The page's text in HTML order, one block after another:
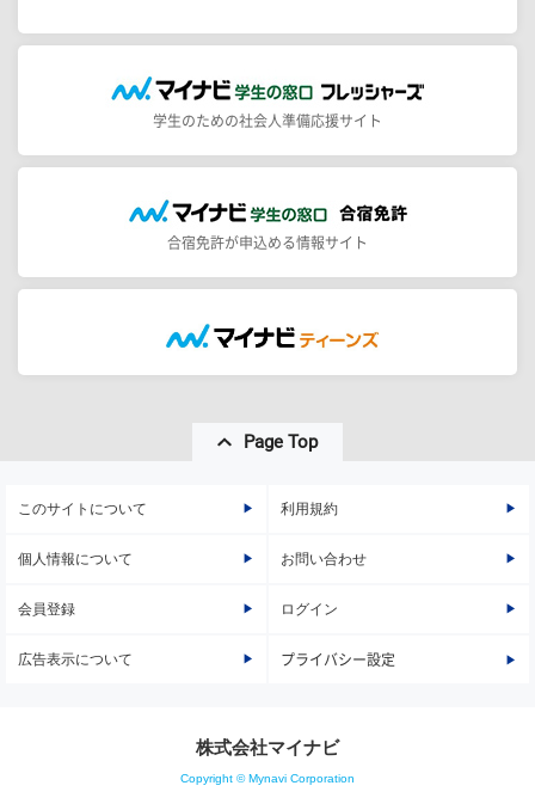
学生のための社会人準備応援サイト
合宿免許が申込める情報サイト
Page Top
このサイトについて 利用規約
個人情報について お問い合わせ
会員登録 ログイン
広告表示について プライバシー設定
株式会社マイナビ
Copyright © Mynavi Corporation